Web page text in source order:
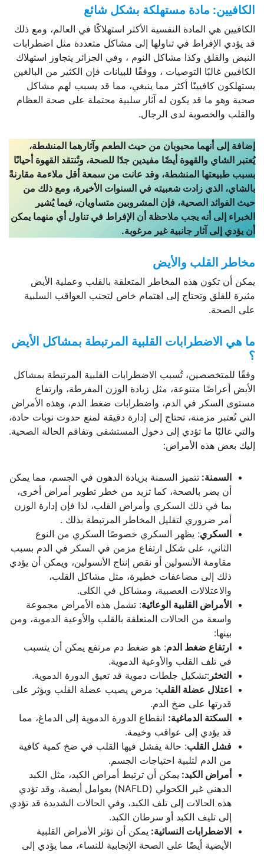
الكافيين: مادة مستهلكة بشكل شائع
الكافيين هي المادة النفسية الأكثر استهلاكًا في العالم، ومع ذلك
قد يؤدي الإفراط في تناولها إلى مشاكل متعددة مثل اضطرابات
النبض والقلق وكذا مشاكل النوم ، وفي الجزائر يتجاوز استهلاك
الكافيين غالبًا التوصيات ، ووفقًا للبيانات فإن الكثير من البالغين
يستهلكون كافيينًا أكثر مما ينبغي، مما قد يسبب لهم مشاكل
صحية وهو ما قد يكون له آثار سلبية محتملة على صحة العظام
والقلب والخصوبة لدى الرجال.
إضافة إلى أنهما محبوبان من حيث الطعم وآثارهما المنشطة،
يُعتبر الشاي والقهوة أيضًا مفيدين جدًا للصحة، وتُنتقد القهوة أحيانًا
بسبب طبيعتها المنشطة، وقد عانت من سمعة أقل ملاءمة مقارنةً
بالشاي، الذي زادت شعبيته في السنوات الأخيرة، ومع ذلك من
حيث الفوائد الصحية، فإن المشروبين متساويان، فيما يُشير
الخبراء إلى أنه يجب ملاحظة أن الإفراط في تناول أي منهما يمكن
أن يؤدي إلى آثار جانبية غير مرغوبة.
مخاطر القلب والأيض
يمكن أن تكون هذه المخاطر المتعلقة بالقلب وعملية الأيض
مثيرة للقلق وتحتاج إلى اهتمام خاص لتجنب العواقب السلبية
على الصحة.
ما هي الاضطرابات القلبية المرتبطة بمشاكل الأيض
؟
وفقًا للمتخصصين، تُسبب الاضطرابات القلبية المرتبطة بمشاكل
الأيض أعراضًا متنوعة، مثل زيادة الوزن المفرطة، وارتفاع
مستوى السكر في الدم، واضطرابات ضغط الدم، وهذه الأمراض
التي تُعتبر مزمنة، تحتاج إلى إدارة دقيقة لمنع حدوث نوبات حادة،
والتي غالبًا ما تؤدي إلى دخول المستشفى وتفاقم الحالة الصحية.
إليك بعض هذه الأمراض:
السمنة: تتميز السمنة بزيادة الدهون في الجسم، مما يمكن
أن يضر بالصحة، كما تزيد من خطر تطوير أمراض أخرى،
بما في ذلك السكري وأمراض القلب، لذا فإن إدارة الوزن
أمر ضروري لتقليل المخاطر المرتبطة بذلك .
السكري: يظهر السكري خصوصًا السكري من النوع
الثاني، على شكل ارتفاع مزمن في السكر في الدم بسبب
مقاومة الأنسولين أو نقص إنتاج الأنسولين، ويمكن أن يؤدي
ذلك إلى مضاعفات خطيرة، مثل مشاكل القلب،
والاعتلالات العصبية، ومشاكل في الكلى.
الأمراض القلبية الوعائية: تشمل هذه الأمراض مجموعة
واسعة من الحالات المتعلقة بالقلب والأوعية الدموية، ومن
بينها:
ارتفاع ضغط الدم: هو ضغط دم مرتفع يمكن أن يتسبب
في تلف القلب والأوعية الدموية.
التخثر :تشكيل جلطات دموية قد تعيق الدورة الدموية.
اعتلال عضلة القلب: مرض يصيب عضلة القلب ويؤثر على
قدرتها على ضخ الدم.
السكتة الدماغية: انقطاع الدورة الدموية إلى الدماغ، مما
قد يؤدي إلى عواقب وخيمة.
فشل القلب: حالة يفشل فيها القلب في ضخ كمية كافية
من الدم لتلبية احتياجات الجسم.
أمراض الكبد: يمكن أن ترتبط أمراض الكبد، مثل الكبد
الدهني غير الكحولي (NAFLD) بعوامل أيضية، وقد تؤدي
هذه الحالات إلى تلف الكبد، وفي الحالات الشديدة قد تؤدي
إلى تليف الكبد أو سرطان الكبد.
الاضطرابات النسائية: يمكن أن تؤثر الأمراض القلبية
الأيضية أيضًا على الصحة الإنجابية للنساء، مما يؤدي إلى